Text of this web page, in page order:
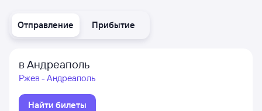
Отправление Прибытие
в Андреаполь
Ржев - Андреаполь
Найти билеты